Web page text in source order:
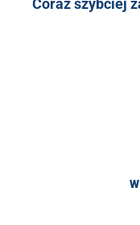
Coraz szybciej